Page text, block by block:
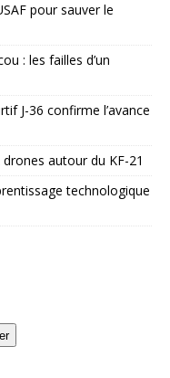
pour sauver le
: les failles d’un
J-36 confirme l’avance
autour du KF-21
technologique